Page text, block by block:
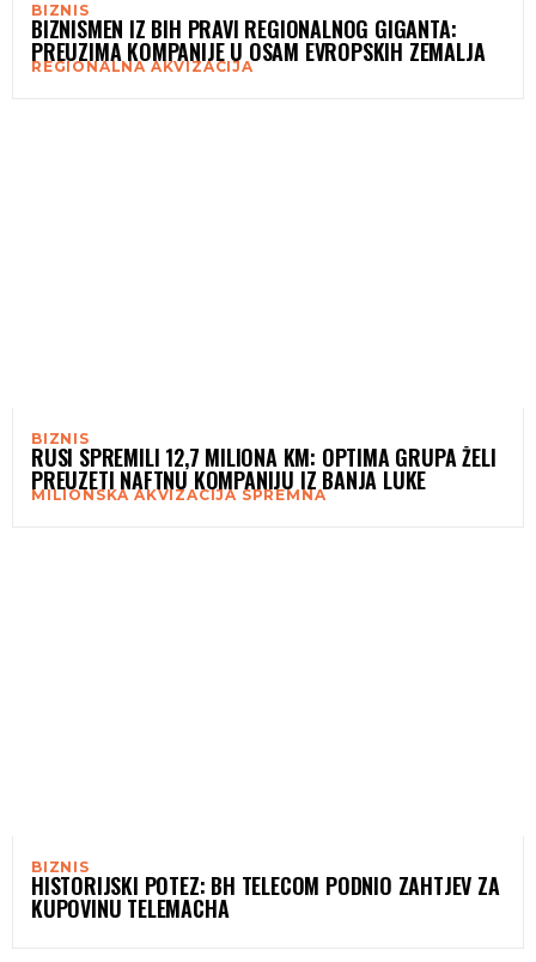
BIZNIS
BIZNISMEN IZ BIH PRAVI REGIONALNOG GIGANTA:
PREUZIMA KOMPANIJE U OSAM EVROPSKIH ZEMALJA
REGIONALNA AKVIZACIJA
BIZNIS
RUSI SPREMILI 12,7 MILIONA KM: OPTIMA GRUPA ŽELI
PREUZETI NAFTNU KOMPANIJU IZ BANJA LUKE
MILIONSKA AKVIZACIJA SPREMNA
BIZNIS
HISTORIJSKI POTEZ: BH TELECOM PODNIO ZAHTJEV ZA
KUPOVINU TELEMACHA